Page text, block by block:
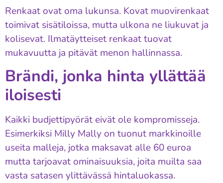
Renkaat ovat oma lukunsa. Kovat muovirenkaat
toimivat sisätiloissa, mutta ulkona ne liukuvat ja
kolisevat. Ilmatäytteiset renkaat tuovat
mukavuutta ja pitävät menon hallinnassa.
Brändi, jonka hinta yllättää
iloisesti
Kaikki budjettipyörät eivät ole kompromisseja.
Esimerkiksi Milly Mally on tuonut markkinoille
useita malleja, jotka maksavat alle 60 euroa
mutta tarjoavat ominaisuuksia, joita muilta saa
vasta satasen ylittävässä hintaluokassa.